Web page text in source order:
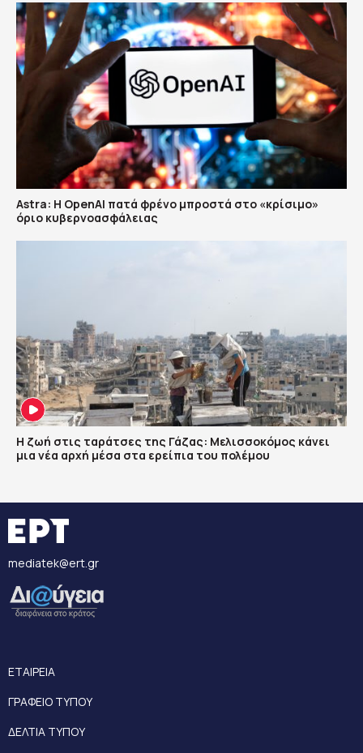
Astra: Η OpenAI πατά φρένο μπροστά στο «κρίσιμο»
όριο κυβερνοασφάλειας
Η ζωή στις ταράτσες της Γάζας: Μελισσοκόμος κάνει
μια νέα αρχή μέσα στα ερείπια του πολέμου
mediatek@ert.gr
ΕΤΑΙΡΕΙΑ
ΓΡΑΦΕΙΟ ΤΥΠΟΥ
ΔΕΛΤΙΑ ΤΥΠΟΥ